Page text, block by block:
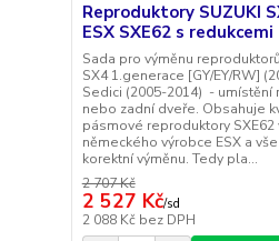
Reproduktory SUZUKI
ESX SXE62 s redukcemi
Sada pro výměnu
SX4 1.generace [GY/EY/RW]
Sedici (2005-2014) -
nebo zadní dveře. Obsahuje
pásmové reproduktory SXE62
německého výrobce ESX a
korektní výměnu. Tedy pla...
2 707 Kč
2 527 Kč/sd
2 088 Kč bez DPH